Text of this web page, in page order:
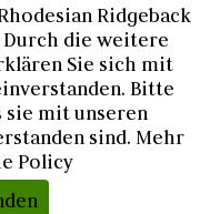
Ridgeback
die weitere
Sie sich mit
Bitte
sie mit unseren
sind. Mehr
Policy